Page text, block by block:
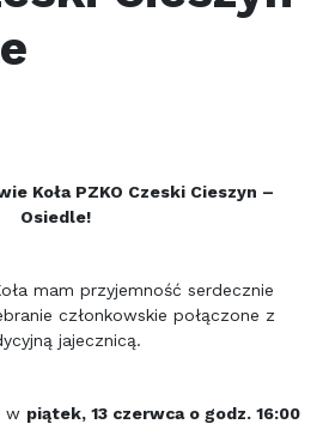
Koła PZKO Czeski Cieszyn –
Osiedle!
mam przyjemność serdecznie
członkowskie połączone z
jajecznicą.
w piątek, 13 czerwca o godz. 16:00